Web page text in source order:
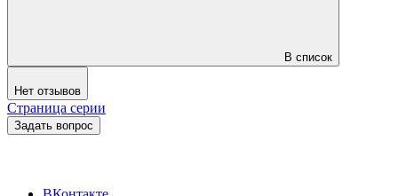
В список
Нет отзывов
Страница серии
Задать вопрос